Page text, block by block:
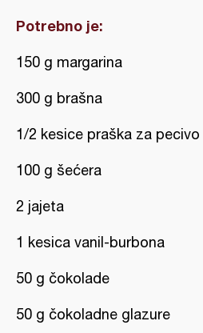
Potrebno je:
150 g margarina
300 g brašna
1/2 kesice praška za pecivo
100 g šećera
2 jajeta
1 kesica vanil-burbona
50 g čokolade
50 g čokoladne glazure